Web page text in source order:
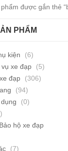
được gắn thẻ
PHẨM
kiện
(6)
xe đạp
(5)
đạp
(306)
(94)
(0)
hộ xe đạp
(7)